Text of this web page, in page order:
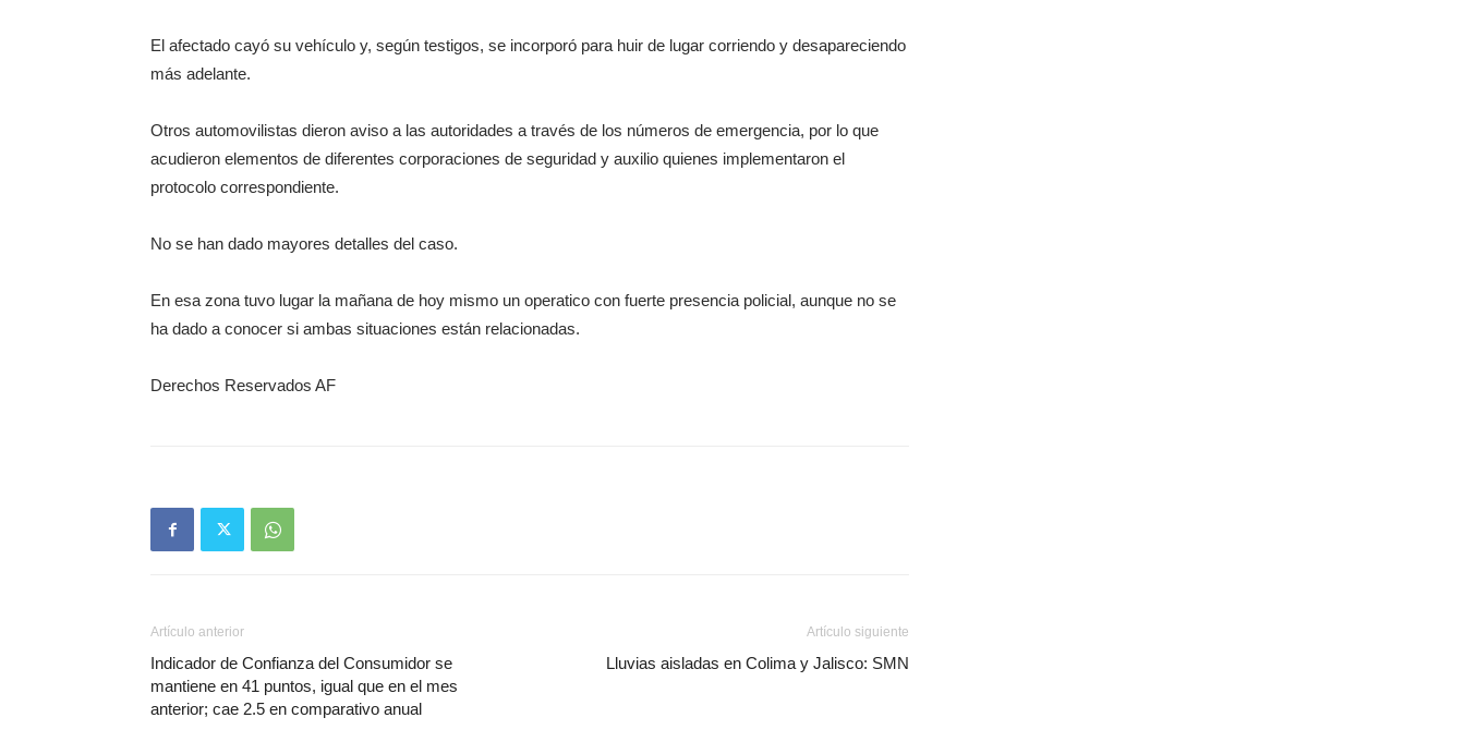
El afectado cayó su vehículo y, según testigos, se incorporó para huir de lugar corriendo y desapareciendo
más adelante.
Otros automovilistas dieron aviso a las autoridades a través de los números de emergencia, por lo que
acudieron elementos de diferentes corporaciones de seguridad y auxilio quienes implementaron el
protocolo correspondiente.
No se han dado mayores detalles del caso.
En esa zona tuvo lugar la mañana de hoy mismo un operatico con fuerte presencia policial, aunque no se
ha dado a conocer si ambas situaciones están relacionadas.
Derechos Reservados AF
Artículo anterior
Indicador de Confianza del Consumidor se
mantiene en 41 puntos, igual que en el mes
anterior; cae 2.5 en comparativo anual
Artículo siguiente
Lluvias aisladas en Colima y Jalisco: SMN